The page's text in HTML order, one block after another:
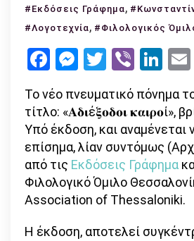
Νέα
κυκλοφορία:
νος
«Αδιέξοδοι
καιροί»
#Εκδόσεις Γράφημα,
#Λογοτεχνία, #Φιλολογικός
Facebook
Messenger
Twitter
Viber
Το νέο πνευματικό πόνημα
τίτλο: «𝚨𝛅𝛊έ𝛏𝛐𝛅𝛐𝛊 𝛋𝛂𝛊𝛒𝛐ί»,
Υπό έκδοση, και αναμένεται
επίσημα, λίαν συντόμως
από τις Εκδόσεις Γράφημα
Φιλολογικό Όμιλο
Association of Thessaloniki.
Η έκδοση, αποτελεί